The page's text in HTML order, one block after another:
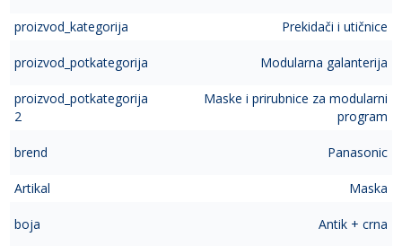
proizvod_kategorija Prekidači i utičnice
proizvod_potkategorija Modularna galanterija
proizvod_potkategorija
2
Maske i prirubnice za modularni
program
brend Panasonic
Artikal Maska
boja Antik + crna